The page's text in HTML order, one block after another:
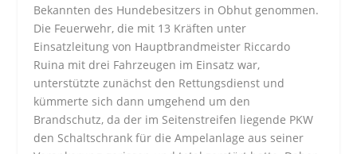
Bekannten des Hundebesitzers in Obhut genommen.
Die Feuerwehr, die mit 13 Kräften unter
Einsatzleitung von Hauptbrandmeister Riccardo
Ruina mit drei Fahrzeugen im Einsatz war,
unterstützte zunächst den Rettungsdienst und
kümmerte sich dann umgehend um den
Brandschutz, da der im Seitenstreifen liegende PKW
den Schaltschrank für die Ampelanlage aus seiner